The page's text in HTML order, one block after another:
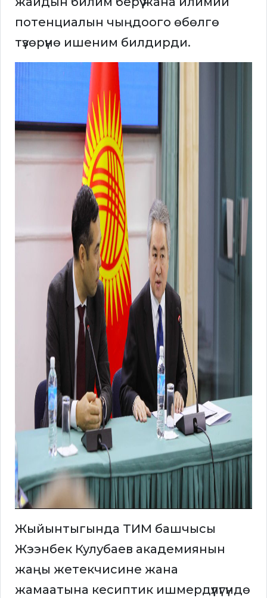
потенциалын чыңдоого өбөлгө
түзөрүнө ишеним билдирди.
Жыйынтыгында ТИМ башчысы
Жээнбек Кулубаев академиянын
жаңы жетекчисине жана
жамаатына кесиптик ишмердүүлүгүндө